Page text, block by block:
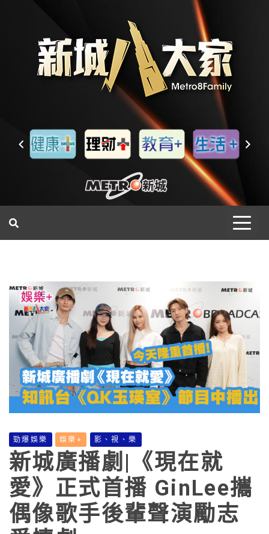
勁爆娛樂 娛樂+ 影、視、樂
新城廣播劇|《現在就
愛》正式首播 GinLee攜
偶像歌手後輩聲演勵志